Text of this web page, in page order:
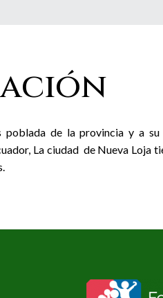
poblada de la provincia y a
La ciudad de Nueva Loja